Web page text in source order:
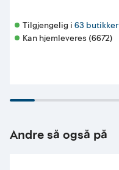
Tilgjengelig i 63 butikker
Kan hjemleveres (6672)
Andre så også på